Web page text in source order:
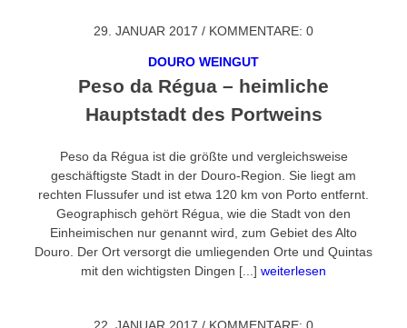
29. JANUAR 2017 / KOMMENTARE: 0
DOURO WEINGUT
Peso da Régua – heimliche
Hauptstadt des Portweins
Peso da Régua ist die größte und vergleichsweise
geschäftigste Stadt in der Douro-Region. Sie liegt am
rechten Flussufer und ist etwa 120 km von Porto entfernt.
Geographisch gehört Régua, wie die Stadt von den
Einheimischen nur genannt wird, zum Gebiet des Alto
Douro. Der Ort versorgt die umliegenden Orte und Quintas
mit den wichtigsten Dingen [...] weiterlesen
22. JANUAR 2017 / KOMMENTARE: 0